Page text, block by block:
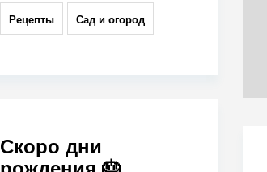
Рецепты Сад и огород
Скоро дни